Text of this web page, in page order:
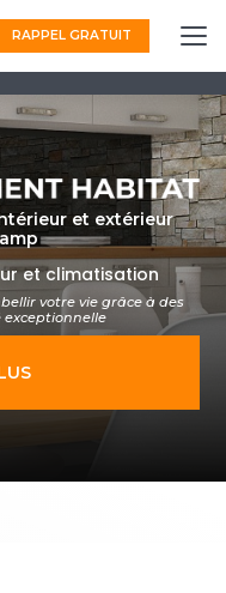
RAPPEL GRATUIT
et extérieur
et climatisation
votre vie grâce à des